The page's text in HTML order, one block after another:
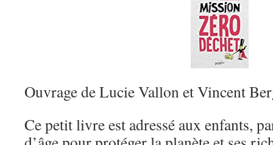
Ouvrage de Lucie Vallon et Vincent
Ce petit livre est adressé aux enfants,